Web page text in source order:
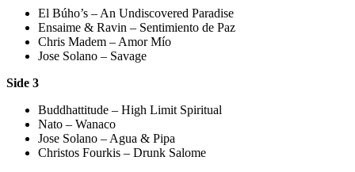
El Búho’s – An Undiscovered Paradise
Ensaime & Ravin – Sentimiento de Paz
Chris Madem – Amor Mío
Jose Solano – Savage
Side 3
Buddhattitude – High Limit Spiritual
Nato – Wanaco
Jose Solano – Agua & Pipa
Christos Fourkis – Drunk Salome